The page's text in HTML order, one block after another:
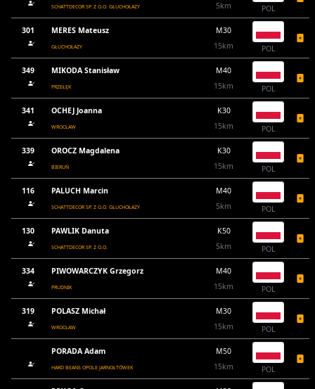
SCHATTDECOR SP. Z O.O. GŁUCHOŁAZY
5km
POL
301 MERES Mateusz
GŁUCHOŁAZY
M30
15km
POL
349 MIKODA Stanisław
PRZEŁĘK
M40
15km
POL
341 OCHEJ Joanna
WROCŁAW
K30
15km
POL
339 OROCZ Magdalena
BIERUŃ
K30
15km
POL
116 PALUCH Marcin
SCHATTDECOR SP. Z O.O. GŁUCHOŁAZY
M40
5km
POL
130 PAWLIK Danuta
SCHATTDECOR SP. Z O.O.
K50
5km
POL
334 PIWOWARCZYK Grzegorz
PRUDNIK
M40
15km
POL
319 POLASZ Michał
WROCŁAW
M30
15km
POL
PORADA Adam
HARD BEANS OPOLE JARNOŁTÓWEK
M50
15km
POL